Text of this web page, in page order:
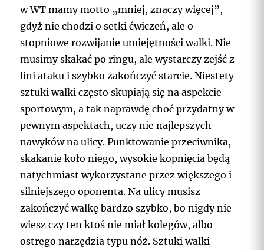
w WT mamy motto „mniej, znaczy więcej”,
gdyż nie chodzi o setki ćwiczeń, ale o
stopniowe rozwijanie umiejętności walki. Nie
musimy skakać po ringu, ale wystarczy zejść z
lini ataku i szybko zakończyć starcie. Niestety
sztuki walki często skupiają się na aspekcie
sportowym, a tak naprawdę choć przydatny w
pewnym aspektach, uczy nie najlepszych
nawyków na ulicy. Punktowanie przeciwnika,
skakanie koło niego, wysokie kopnięcia będą
natychmiast wykorzystane przez większego i
silniejszego oponenta. Na ulicy musisz
zakończyć walkę bardzo szybko, bo nigdy nie
wiesz czy ten ktoś nie miał kolegów, albo
ostrego narzędzia typu nóż. Sztuki walki